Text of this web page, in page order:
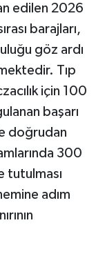
edilen 2026
barajları,
göz ardı
Tıp
için 100
başarı
doğrudan
300
tutulması
adım